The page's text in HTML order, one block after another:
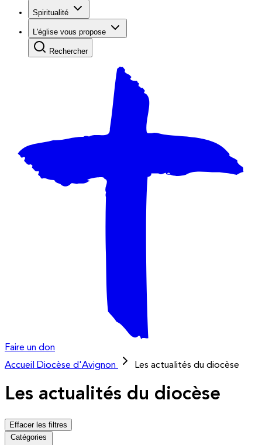
Spiritualité
L'église vous propose
Rechercher
Faire un don
Accueil
Diocèse d'Avignon Les actualités du diocèse
Les actualités du diocèse
Effacer les filtres
Catégories